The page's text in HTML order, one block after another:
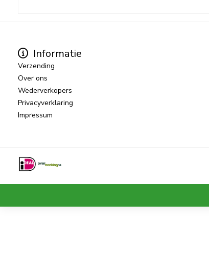
Informatie
Verzending
Over ons
Wederverkopers
Privacyverklaring
Impressum